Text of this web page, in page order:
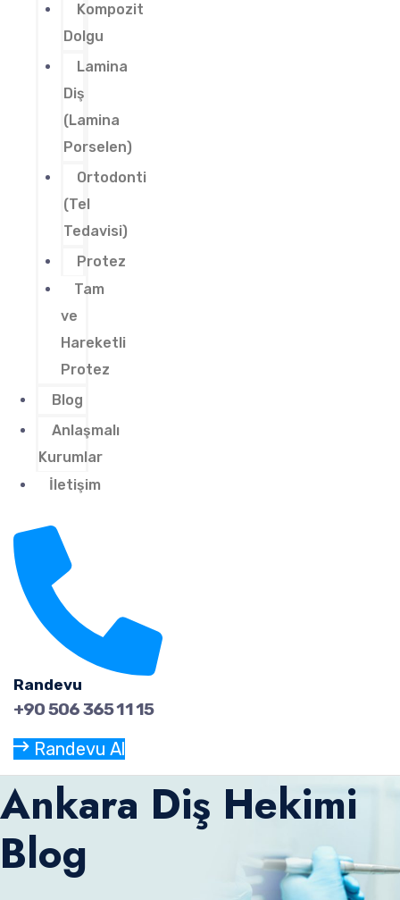
Kompozit
Dolgu
Lamina
Diş
(Lamina
Porselen)
Ortodonti
(Tel
Tedavisi)
Protez
Tam
ve
Hareketli
Protez
Blog
Anlaşmalı
Kurumlar
İletişim
Randevu
+90 506 365 11 15
Randevu Al
Ankara Diş Hekimi
Blog